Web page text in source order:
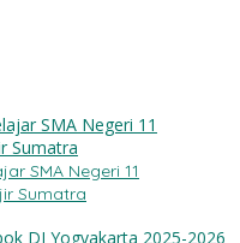
SMA Negeri 11
Sumatra